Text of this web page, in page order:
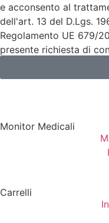
e acconsento al
dell'art. 13 del D.Lgs.
Regolamento UE 679/
presente richiesta di
Monitor Medicali
Carrelli